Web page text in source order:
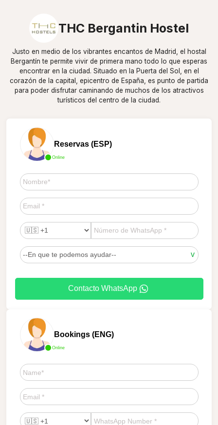
THC Bergantin Hostel
Justo en medio de los vibrantes encantos de Madrid, el hostal
Bergantín te permite vivir de primera mano todo lo que esperas
encontrar en la ciudad. Situado en la Puerta del Sol, en el
corazón de la capital, epicentro de España, es punto de partida
para poder disfrutar caminando de muchos de los atractivos
turísticos del centro de la ciudad.
Online
Reservas (ESP)
Contacto WhatsApp
Online
Bookings (ENG)